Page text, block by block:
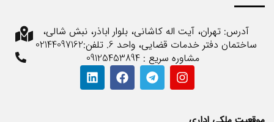
آدرس: تهران، آیت اله کاشانی، بلوار اباذر، نبش شالی،
ساختمان دفتر خدمات قضایی، واحد 6. تلفن:02144097162
مشاوره سریع : 09125453894